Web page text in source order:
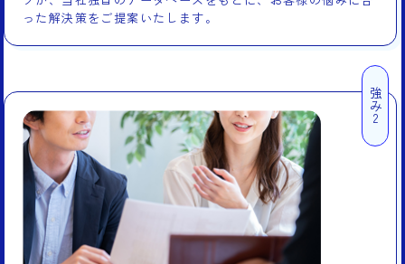
った解決策をご提案いたします。
強み2